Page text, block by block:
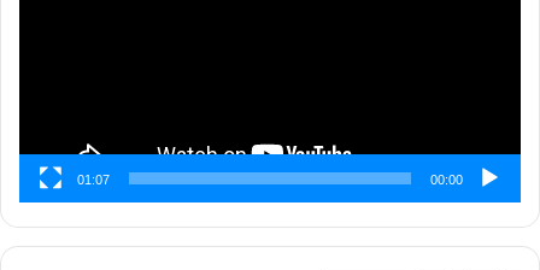
00:00
01:07